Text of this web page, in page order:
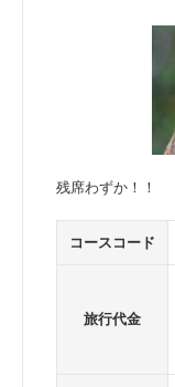
残席わずか！！
コースコード
旅行代金